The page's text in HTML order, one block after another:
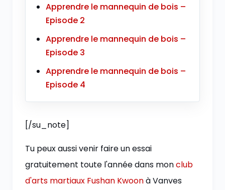
Apprendre le mannequin de bois –
Episode 2
Apprendre le mannequin de bois –
Episode 3
Apprendre le mannequin de bois –
Episode 4
[/su_note]
Tu peux aussi venir faire un essai
gratuitement toute l'année dans monclub
d'arts martiaux Fushan Kwoonà Vanves